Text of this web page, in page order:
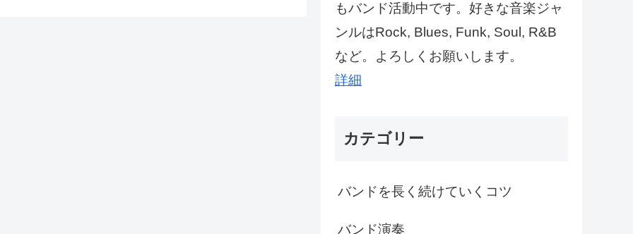
もバンド活動中です。好きな音楽ジャ
ンルはRock, Blues, Funk, Soul, R&B
など。よろしくお願いします。
詳細
カテゴリー
バンドを長く続けていくコツ
バンド演奏